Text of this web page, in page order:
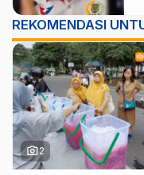
REKOMENDASI
photo_camera2